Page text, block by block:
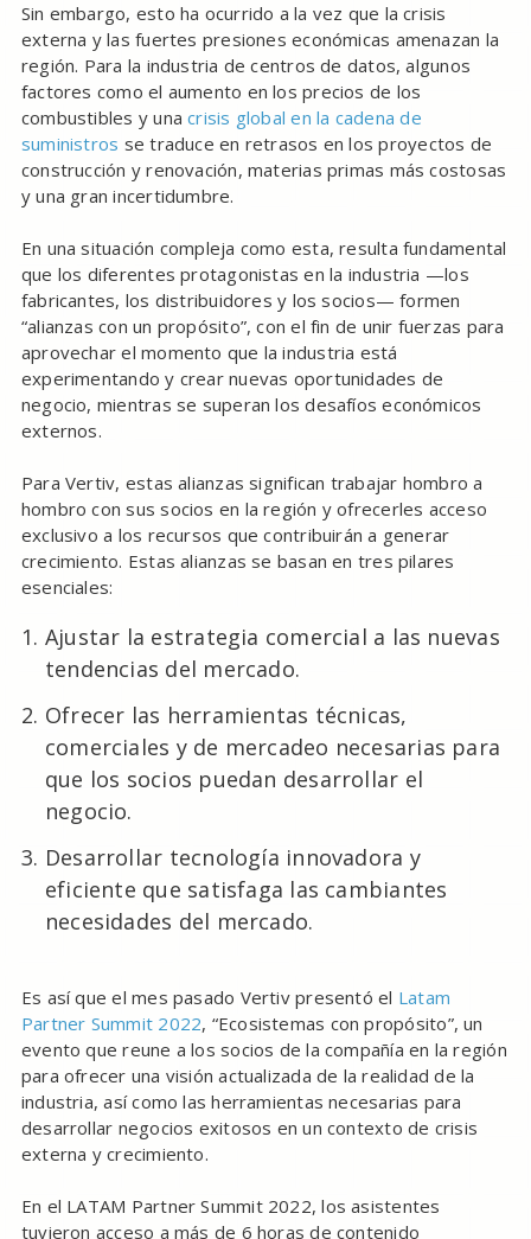
Sin embargo, esto ha ocurrido a la vez que la crisis
externa y las fuertes presiones económicas amenazan la
región. Para la industria de centros de datos, algunos
factores como el aumento en los precios de los
combustibles y unacrisis global en la cadena de
suministros se traduce en retrasos en los proyectos de
construcción y renovación, materias primas más costosas
y una gran incertidumbre.
En una situación compleja como esta, resulta fundamental
que los diferentes protagonistas en la industria —los
fabricantes, los distribuidores y los socios— formen
“alianzas con un propósito”, con el fin de unir fuerzas para
aprovechar el momento que la industria está
experimentando y crear nuevas oportunidades de
negocio, mientras se superan los desafíos económicos
externos.
Para Vertiv, estas alianzas significan trabajar hombro a
hombro con sus socios en la región y ofrecerles acceso
exclusivo a los recursos que contribuirán a generar
crecimiento. Estas alianzas se basan en tres pilares
esenciales:
Ajustar la estrategia comercial a las nuevas
tendencias del mercado.
Ofrecer las herramientas técnicas,
comerciales y de mercadeo necesarias para
que los socios puedan desarrollar el
negocio.
Desarrollar tecnología innovadora y
eficiente que satisfaga las cambiantes
necesidades del mercado.
Es así que el mes pasado Vertiv presentó el Latam
Partner Summit 2022, “Ecosistemas con propósito”, un
evento que reune a los socios de la compañía en la región
para ofrecer una visión actualizada de la realidad de la
industria, así como las herramientas necesarias para
desarrollar negocios exitosos en un contexto de crisis
externa y crecimiento.
En el LATAM Partner Summit 2022, los asistentes
tuvieron acceso a más de 6 horas de contenido